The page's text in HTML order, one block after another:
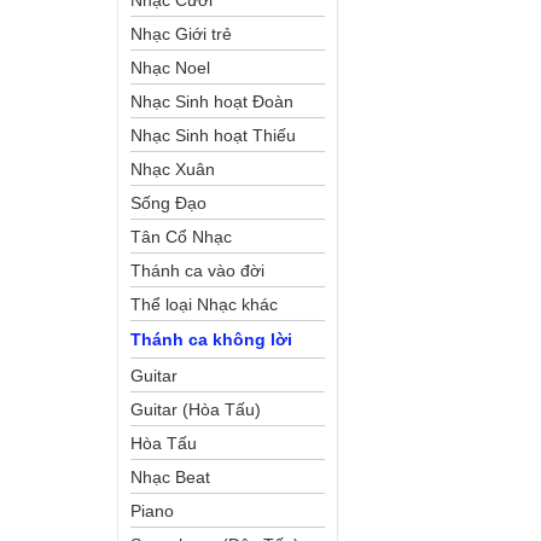
Nhạc Giới trẻ
Nhạc Noel
Nhạc Sinh hoạt Đoàn
Thể Công Giáo
Nhạc Sinh hoạt Thiếu
Nhi
Nhạc Xuân
Sống Đạo
Tân Cổ Nhạc
Thánh ca vào đời
Thể loại Nhạc khác
Thánh ca không lời
Guitar
Guitar (Hòa Tấu)
Hòa Tấu
Nhạc Beat
Piano